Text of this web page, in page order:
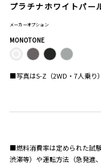
プラチナホワイトパー
メーカーオプション
MONOTONE
■写真はS-Z（2WD・7人乗り
■燃料消費率は定められた試
渋滞等）や運転方法（急発進